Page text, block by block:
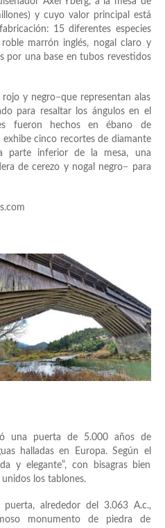
y cuyo valor principal está
15 diferentes especies
marrón inglés, nogal claro y
por una base en tubos revestidos
y negro−que representan alas
para resaltar los ángulos en el
fueron hechos en ébano de
cinco recortes de diamante
inferior de la mesa, una
de cerezo y nogal negro− para
una puerta de 5.000 años de
halladas en Europa. Según el
y elegante”, con bisagras bien
los tablones.
alrededor del 3.063 A.c.,
monumento de piedra de